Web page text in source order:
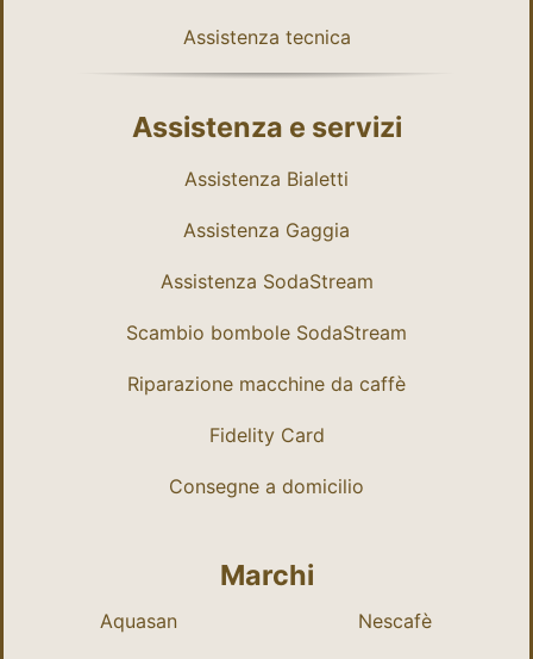
Assistenza tecnica
Assistenza e servizi
Assistenza Bialetti
Assistenza Gaggia
Assistenza SodaStream
Scambio bombole SodaStream
Riparazione macchine da caffè
Fidelity Card
Consegne a domicilio
Marchi
Aquasan Nescafè